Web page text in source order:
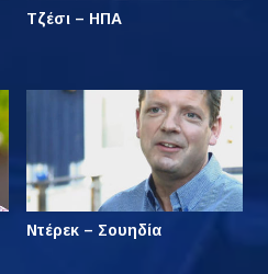
Τζέσι – ΗΠΑ
Ντέρεκ – Σουηδία